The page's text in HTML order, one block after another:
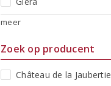
meer
Zoek op producent
Château de la Jaubertie